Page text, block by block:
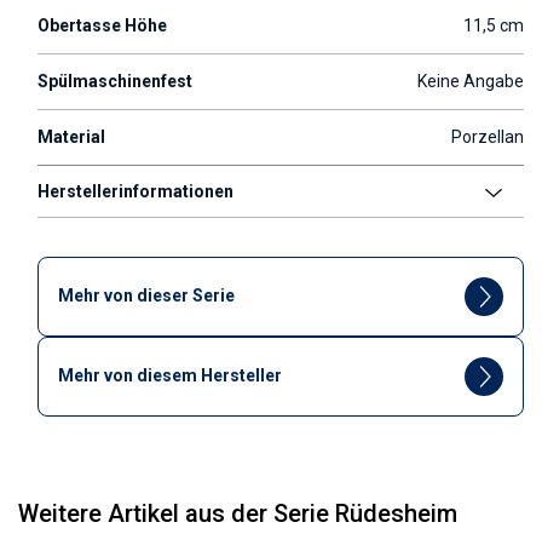
Obertasse Höhe 11,5 cm
Spülmaschinenfest Keine Angabe
Material Porzellan
Herstellerinformationen
Mehr von dieser Serie
Mehr von diesem Hersteller
Weitere Artikel aus der Serie Rüdesheim